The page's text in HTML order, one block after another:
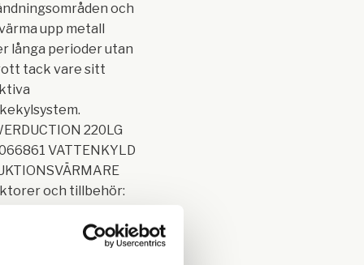
och
upp metall
långa perioder utan
tack vare sitt
220LG
VATTENKYLD
och tillbehör:
50 Hz A W kHz
m m 400 V 3~ ≥32